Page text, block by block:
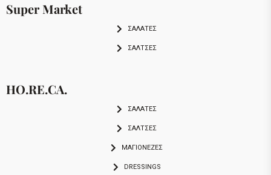
Super Market
ΣΑΛΑΤΕΣ
ΣΑΛΤΣΕΣ
HO.RE.CA.
ΣΑΛΑΤΕΣ
ΣΑΛΤΣΕΣ
ΜΑΓΙΟΝΕΖΕΣ
DRESSINGS